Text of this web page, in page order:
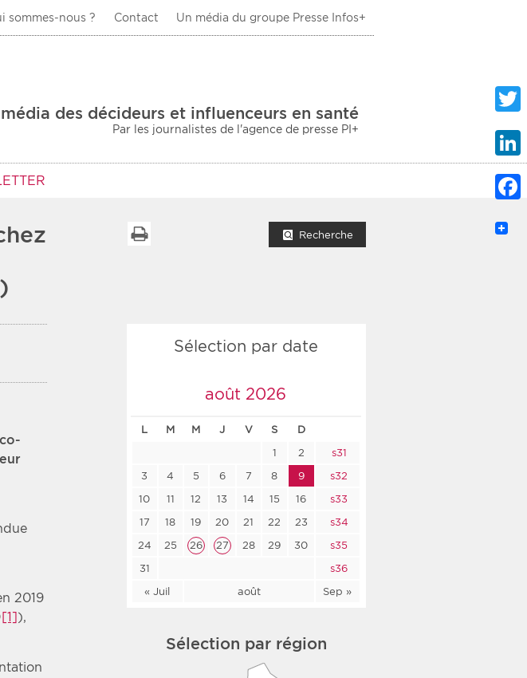
sommes-nous ? Contact Un média du groupe Presse Infos+
des décideurs et influenceurs en santé
Par les journalistes de l'agence de presse PI+
Sanitaire
Chronologique
Inversé
Recherche
2019
[1]),
Sélection par date
août 2026
L M M J V S D
« Juil août Sep »
1 2
s31
3
4 5 6 7 8 9
s32
10
11 12 13 14 15 16
s33
17
18 19 20 21 22 23
s34
24
25 26 27 28 29 30
s35
31
s36
Sélection par région